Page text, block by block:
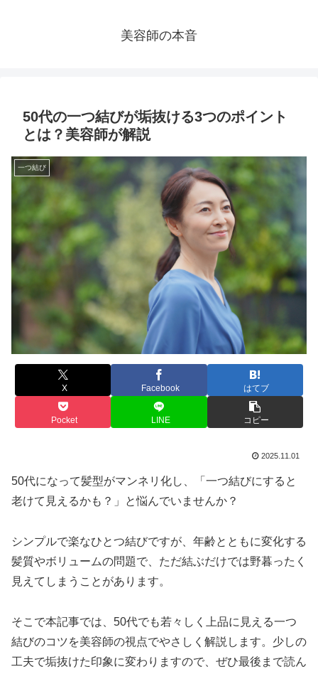
美容師の本音
50代の一つ結びが垢抜ける3つのポイント
とは？美容師が解説
一つ結び
X Facebook はてブ
Pocket LINE コピー
2025.11.01
50代になって髪型がマンネリ化し、「一つ結びにすると
老けて見えるかも？」と悩んでいませんか？
シンプルで楽なひとつ結びですが、年齢とともに変化する
髪質やボリュームの問題で、ただ結ぶだけでは野暮ったく
見えてしまうことがあります。
そこで本記事では、50代でも若々しく上品に見える一つ
結びのコツを美容師の視点でやさしく解説します。少しの
工夫で垢抜けた印象に変わりますので、ぜひ最後まで読ん